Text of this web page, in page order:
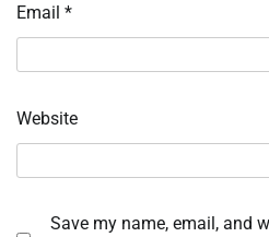
Email *
Website
Save my name, email, and